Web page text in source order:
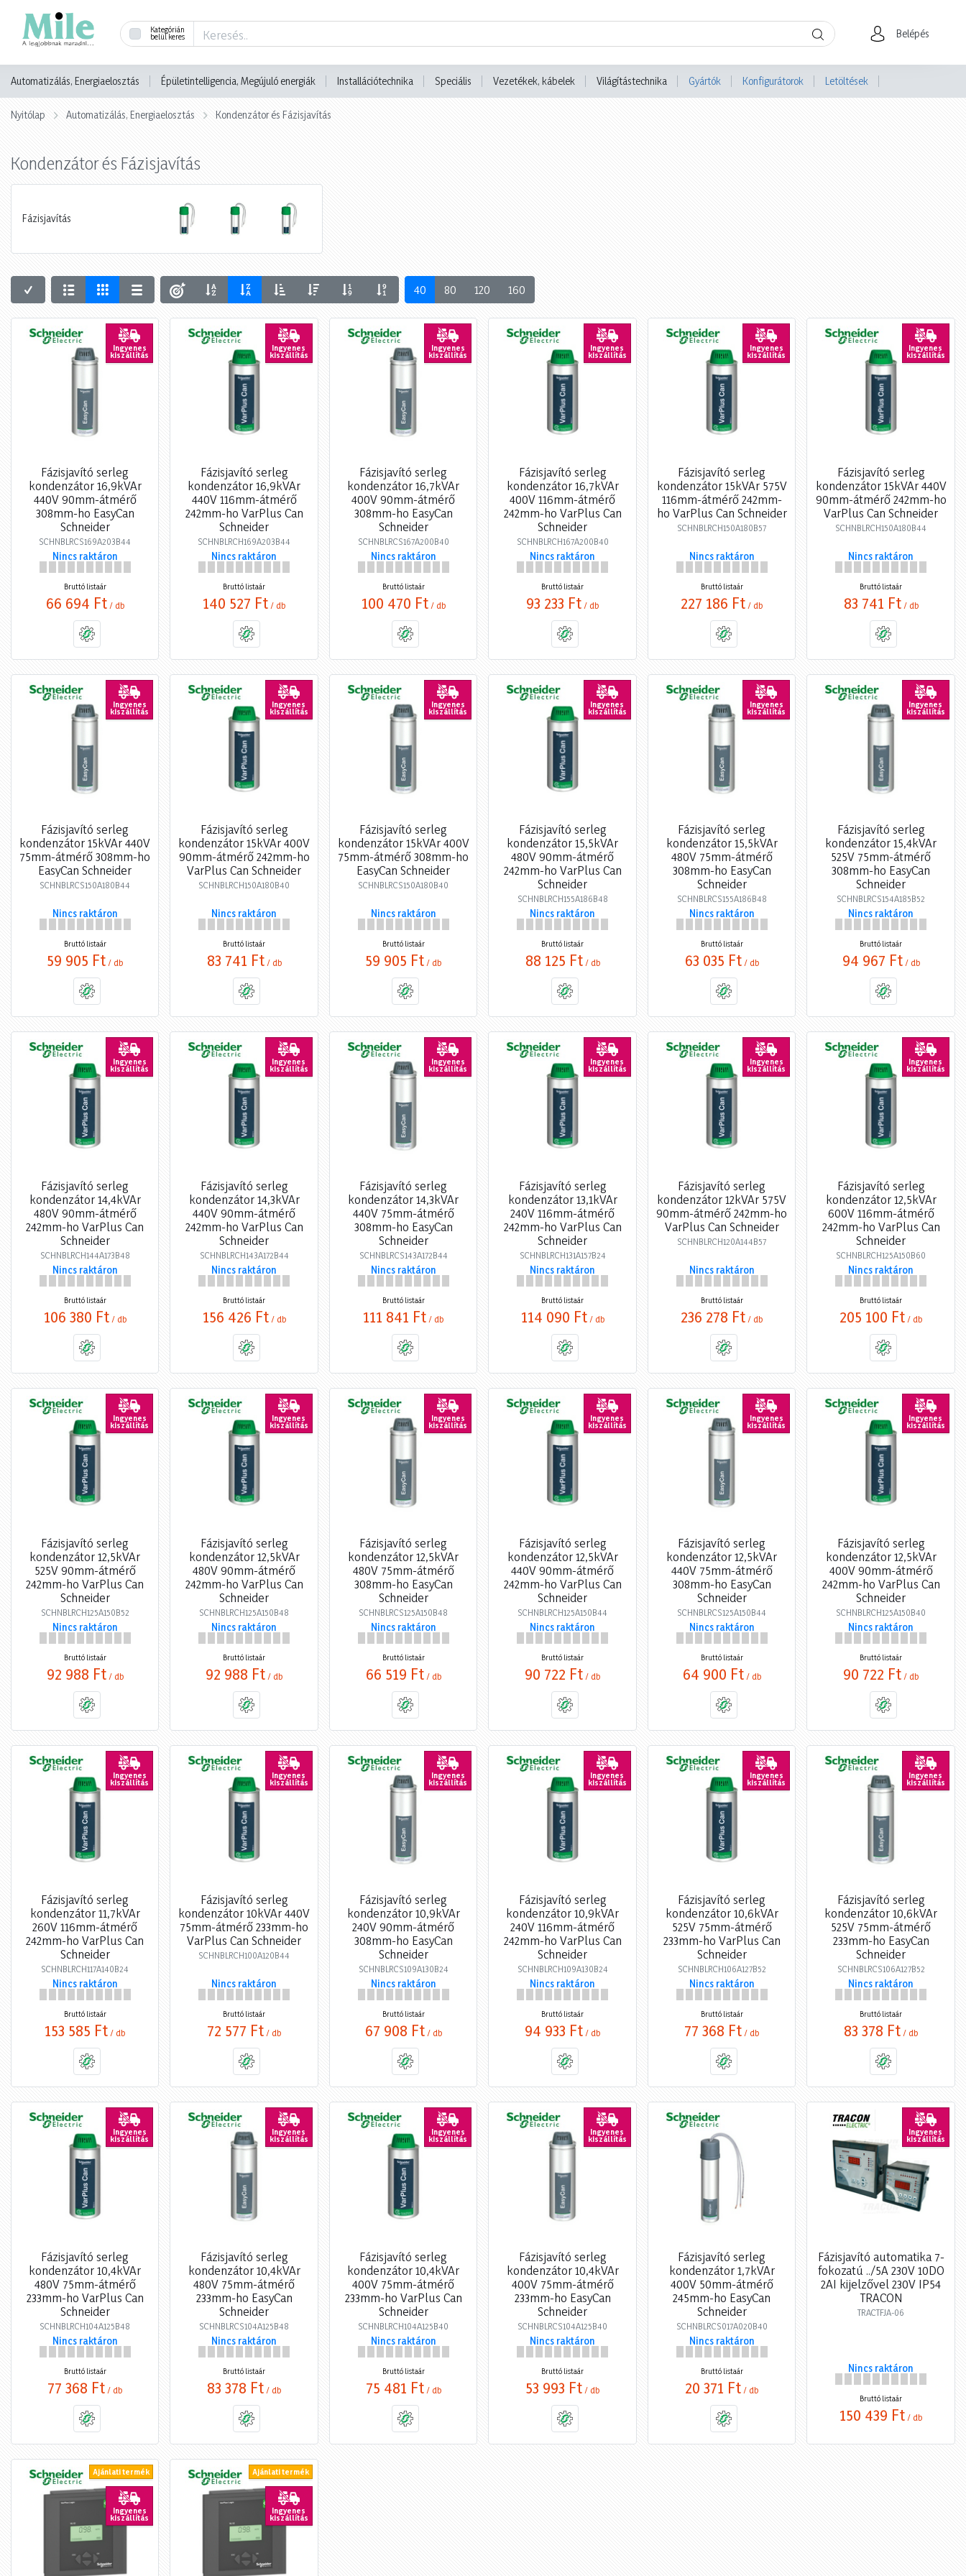
Kategórián
belül keres Belépés
Automatizálás, Energiaelosztás Épületintelligencia, Megújuló energiák Installációtechnika Speciális Vezetékek, kábelek Világítástechnika Gyártók Konfigurátorok Letöltések
Nyitólap Automatizálás, Energiaelosztás Kondenzátor és Fázisjavítás
Kondenzátor és Fázisjavítás
Fázisjavítás
40 80 120 160
Ingyenes
kiszállítás
Fázisjavító serleg
kondenzátor 16,9kVAr
440V 90mm-átmérő
308mm-ho EasyCan
Schneider
SCHNBLRCS169A203B44
Nincs raktáron
Bruttó listaár
66 694 Ft / db
Ingyenes
kiszállítás
Fázisjavító serleg
kondenzátor 16,9kVAr
440V 116mm-átmérő
242mm-ho VarPlus Can
Schneider
SCHNBLRCH169A203B44
Nincs raktáron
Bruttó listaár
140 527 Ft / db
Ingyenes
kiszállítás
Fázisjavító serleg
kondenzátor 16,7kVAr
400V 90mm-átmérő
308mm-ho EasyCan
Schneider
SCHNBLRCS167A200B40
Nincs raktáron
Bruttó listaár
100 470 Ft / db
Ingyenes
kiszállítás
Fázisjavító serleg
kondenzátor 16,7kVAr
400V 116mm-átmérő
242mm-ho VarPlus Can
Schneider
SCHNBLRCH167A200B40
Nincs raktáron
Bruttó listaár
93 233 Ft / db
Ingyenes
kiszállítás
Fázisjavító serleg
kondenzátor 15kVAr 575V
116mm-átmérő 242mm-
ho VarPlus Can Schneider
SCHNBLRCH150A180B57
Nincs raktáron
Bruttó listaár
227 186 Ft / db
Ingyenes
kiszállítás
Fázisjavító serleg
kondenzátor 15kVAr 440V
90mm-átmérő 242mm-ho
VarPlus Can Schneider
SCHNBLRCH150A180B44
Nincs raktáron
Bruttó listaár
83 741 Ft / db
Ingyenes
kiszállítás
Fázisjavító serleg
kondenzátor 15kVAr 440V
75mm-átmérő 308mm-ho
EasyCan Schneider
SCHNBLRCS150A180B44
Nincs raktáron
Bruttó listaár
59 905 Ft / db
Ingyenes
kiszállítás
Fázisjavító serleg
kondenzátor 15kVAr 400V
90mm-átmérő 242mm-ho
VarPlus Can Schneider
SCHNBLRCH150A180B40
Nincs raktáron
Bruttó listaár
83 741 Ft / db
Ingyenes
kiszállítás
Fázisjavító serleg
kondenzátor 15kVAr 400V
75mm-átmérő 308mm-ho
EasyCan Schneider
SCHNBLRCS150A180B40
Nincs raktáron
Bruttó listaár
59 905 Ft / db
Ingyenes
kiszállítás
Fázisjavító serleg
kondenzátor 15,5kVAr
480V 90mm-átmérő
242mm-ho VarPlus Can
Schneider
SCHNBLRCH155A186B48
Nincs raktáron
Bruttó listaár
88 125 Ft / db
Ingyenes
kiszállítás
Fázisjavító serleg
kondenzátor 15,5kVAr
480V 75mm-átmérő
308mm-ho EasyCan
Schneider
SCHNBLRCS155A186B48
Nincs raktáron
Bruttó listaár
63 035 Ft / db
Ingyenes
kiszállítás
Fázisjavító serleg
kondenzátor 15,4kVAr
525V 75mm-átmérő
308mm-ho EasyCan
Schneider
SCHNBLRCS154A185B52
Nincs raktáron
Bruttó listaár
94 967 Ft / db
Ingyenes
kiszállítás
Fázisjavító serleg
kondenzátor 14,4kVAr
480V 90mm-átmérő
242mm-ho VarPlus Can
Schneider
SCHNBLRCH144A173B48
Nincs raktáron
Bruttó listaár
106 380 Ft / db
Ingyenes
kiszállítás
Fázisjavító serleg
kondenzátor 14,3kVAr
440V 90mm-átmérő
242mm-ho VarPlus Can
Schneider
SCHNBLRCH143A172B44
Nincs raktáron
Bruttó listaár
156 426 Ft / db
Ingyenes
kiszállítás
Fázisjavító serleg
kondenzátor 14,3kVAr
440V 75mm-átmérő
308mm-ho EasyCan
Schneider
SCHNBLRCS143A172B44
Nincs raktáron
Bruttó listaár
111 841 Ft / db
Ingyenes
kiszállítás
Fázisjavító serleg
kondenzátor 13,1kVAr
240V 116mm-átmérő
242mm-ho VarPlus Can
Schneider
SCHNBLRCH131A157B24
Nincs raktáron
Bruttó listaár
114 090 Ft / db
Ingyenes
kiszállítás
Fázisjavító serleg
kondenzátor 12kVAr 575V
90mm-átmérő 242mm-ho
VarPlus Can Schneider
SCHNBLRCH120A144B57
Nincs raktáron
Bruttó listaár
236 278 Ft / db
Ingyenes
kiszállítás
Fázisjavító serleg
kondenzátor 12,5kVAr
600V 116mm-átmérő
242mm-ho VarPlus Can
Schneider
SCHNBLRCH125A150B60
Nincs raktáron
Bruttó listaár
205 100 Ft / db
Ingyenes
kiszállítás
Fázisjavító serleg
kondenzátor 12,5kVAr
525V 90mm-átmérő
242mm-ho VarPlus Can
Schneider
SCHNBLRCH125A150B52
Nincs raktáron
Bruttó listaár
92 988 Ft / db
Ingyenes
kiszállítás
Fázisjavító serleg
kondenzátor 12,5kVAr
480V 90mm-átmérő
242mm-ho VarPlus Can
Schneider
SCHNBLRCH125A150B48
Nincs raktáron
Bruttó listaár
92 988 Ft / db
Ingyenes
kiszállítás
Fázisjavító serleg
kondenzátor 12,5kVAr
480V 75mm-átmérő
308mm-ho EasyCan
Schneider
SCHNBLRCS125A150B48
Nincs raktáron
Bruttó listaár
66 519 Ft / db
Ingyenes
kiszállítás
Fázisjavító serleg
kondenzátor 12,5kVAr
440V 90mm-átmérő
242mm-ho VarPlus Can
Schneider
SCHNBLRCH125A150B44
Nincs raktáron
Bruttó listaár
90 722 Ft / db
Ingyenes
kiszállítás
Fázisjavító serleg
kondenzátor 12,5kVAr
440V 75mm-átmérő
308mm-ho EasyCan
Schneider
SCHNBLRCS125A150B44
Nincs raktáron
Bruttó listaár
64 900 Ft / db
Ingyenes
kiszállítás
Fázisjavító serleg
kondenzátor 12,5kVAr
400V 90mm-átmérő
242mm-ho VarPlus Can
Schneider
SCHNBLRCH125A150B40
Nincs raktáron
Bruttó listaár
90 722 Ft / db
Ingyenes
kiszállítás
Fázisjavító serleg
kondenzátor 11,7kVAr
260V 116mm-átmérő
242mm-ho VarPlus Can
Schneider
SCHNBLRCH117A140B24
Nincs raktáron
Bruttó listaár
153 585 Ft / db
Ingyenes
kiszállítás
Fázisjavító serleg
kondenzátor 10kVAr 440V
75mm-átmérő 233mm-ho
VarPlus Can Schneider
SCHNBLRCH100A120B44
Nincs raktáron
Bruttó listaár
72 577 Ft / db
Ingyenes
kiszállítás
Fázisjavító serleg
kondenzátor 10,9kVAr
240V 90mm-átmérő
308mm-ho EasyCan
Schneider
SCHNBLRCS109A130B24
Nincs raktáron
Bruttó listaár
67 908 Ft / db
Ingyenes
kiszállítás
Fázisjavító serleg
kondenzátor 10,9kVAr
240V 116mm-átmérő
242mm-ho VarPlus Can
Schneider
SCHNBLRCH109A130B24
Nincs raktáron
Bruttó listaár
94 933 Ft / db
Ingyenes
kiszállítás
Fázisjavító serleg
kondenzátor 10,6kVAr
525V 75mm-átmérő
233mm-ho VarPlus Can
Schneider
SCHNBLRCH106A127B52
Nincs raktáron
Bruttó listaár
77 368 Ft / db
Ingyenes
kiszállítás
Fázisjavító serleg
kondenzátor 10,6kVAr
525V 75mm-átmérő
233mm-ho EasyCan
Schneider
SCHNBLRCS106A127B52
Nincs raktáron
Bruttó listaár
83 378 Ft / db
Ingyenes
kiszállítás
Fázisjavító serleg
kondenzátor 10,4kVAr
480V 75mm-átmérő
233mm-ho VarPlus Can
Schneider
SCHNBLRCH104A125B48
Nincs raktáron
Bruttó listaár
77 368 Ft / db
Ingyenes
kiszállítás
Fázisjavító serleg
kondenzátor 10,4kVAr
480V 75mm-átmérő
233mm-ho EasyCan
Schneider
SCHNBLRCS104A125B48
Nincs raktáron
Bruttó listaár
83 378 Ft / db
Ingyenes
kiszállítás
Fázisjavító serleg
kondenzátor 10,4kVAr
400V 75mm-átmérő
233mm-ho VarPlus Can
Schneider
SCHNBLRCH104A125B40
Nincs raktáron
Bruttó listaár
75 481 Ft / db
Ingyenes
kiszállítás
Fázisjavító serleg
kondenzátor 10,4kVAr
400V 75mm-átmérő
233mm-ho EasyCan
Schneider
SCHNBLRCS104A125B40
Nincs raktáron
Bruttó listaár
53 993 Ft / db
Fázisjavító serleg
kondenzátor 1,7kVAr
400V 50mm-átmérő
245mm-ho EasyCan
Schneider
SCHNBLRCS017A020B40
Nincs raktáron
Bruttó listaár
20 371 Ft / db
Ingyenes
kiszállítás
Fázisjavító automatika 7-
fokozatú ../5A 230V 10DO
2AI kijelzővel 230V IP54
TRACON
TRACTFJA-06
Nincs raktáron
Bruttó listaár
150 439 Ft / db
Ajánlati termék
Ingyenes
kiszállítás
Ajánlati termék
Ingyenes
kiszállítás